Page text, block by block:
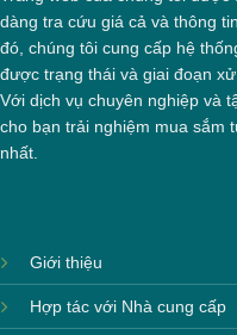
dàng tra cứu giá cả và thông
đó, chúng tôi cung cấp hệ
được trạng thái và giai đoạn
Với dịch vụ chuyên nghiệp và
cho bạn trải nghiệm mua sắm
nhất.
Giới thiệu
Hợp tác với Nhà cung cấp